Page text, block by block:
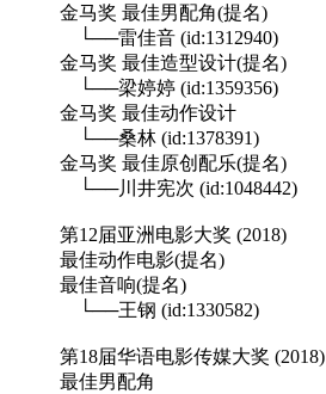
金马奖 最佳男配角(提名)
└──雷佳音 (id:1312940)
金马奖 最佳造型设计(提名)
└──梁婷婷 (id:1359356)
金马奖 最佳动作设计
└──桑林 (id:1378391)
金马奖 最佳原创配乐(提名)
└──川井宪次 (id:1048442)
第12届亚洲电影大奖 (2018)
最佳动作电影(提名)
最佳音响(提名)
└──王钢 (id:1330582)
第18届华语电影传媒大奖 (2018)
最佳男配角